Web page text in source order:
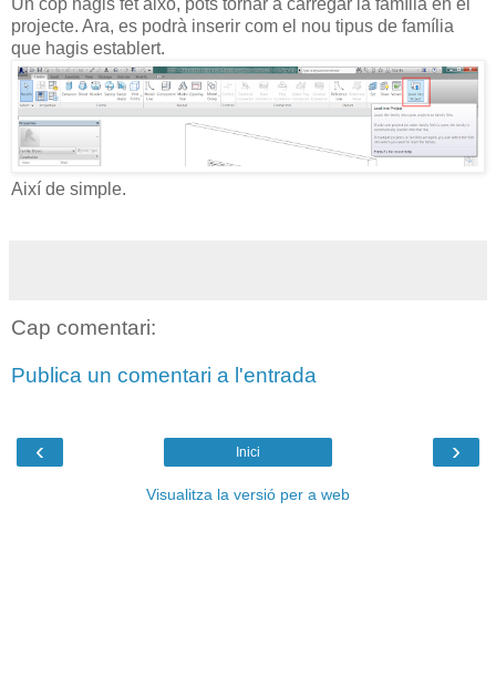
projecte. Ara, es podrà inserir com el nou tipus de família
que hagis establert.
Així de simple.
Cap comentari:
Publica un comentari a l'entrada
‹ ›
Inici
Visualitza la versió per a web